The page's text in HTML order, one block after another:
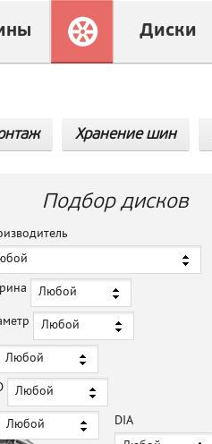
Диски
Хранение шин
Подбор дисков
Любой
Любой
Любой
Любой
Любой DIA